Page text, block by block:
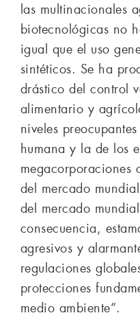
las multinacionales
biotecnológicas no
igual que el uso
sintéticos. Se ha
drástico del control
alimentario y
niveles
humana y la de los
megacorporaciones
del mercado
del mercado
consecuencia,
agresivos y
regulaciones
protecciones
medio ambiente”.